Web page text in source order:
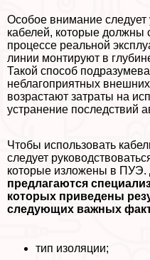
Особое внимание
кабелей, которые должны
процессе реальной
линии монтируют в
Такой способ
нeблагоприятных
возрастают затраты на
устранение последствий
Чтобы использовать
следует
которые изложены в ПУЭ.
предлагаются
которых приведены
следующих важных
тип изоляции;